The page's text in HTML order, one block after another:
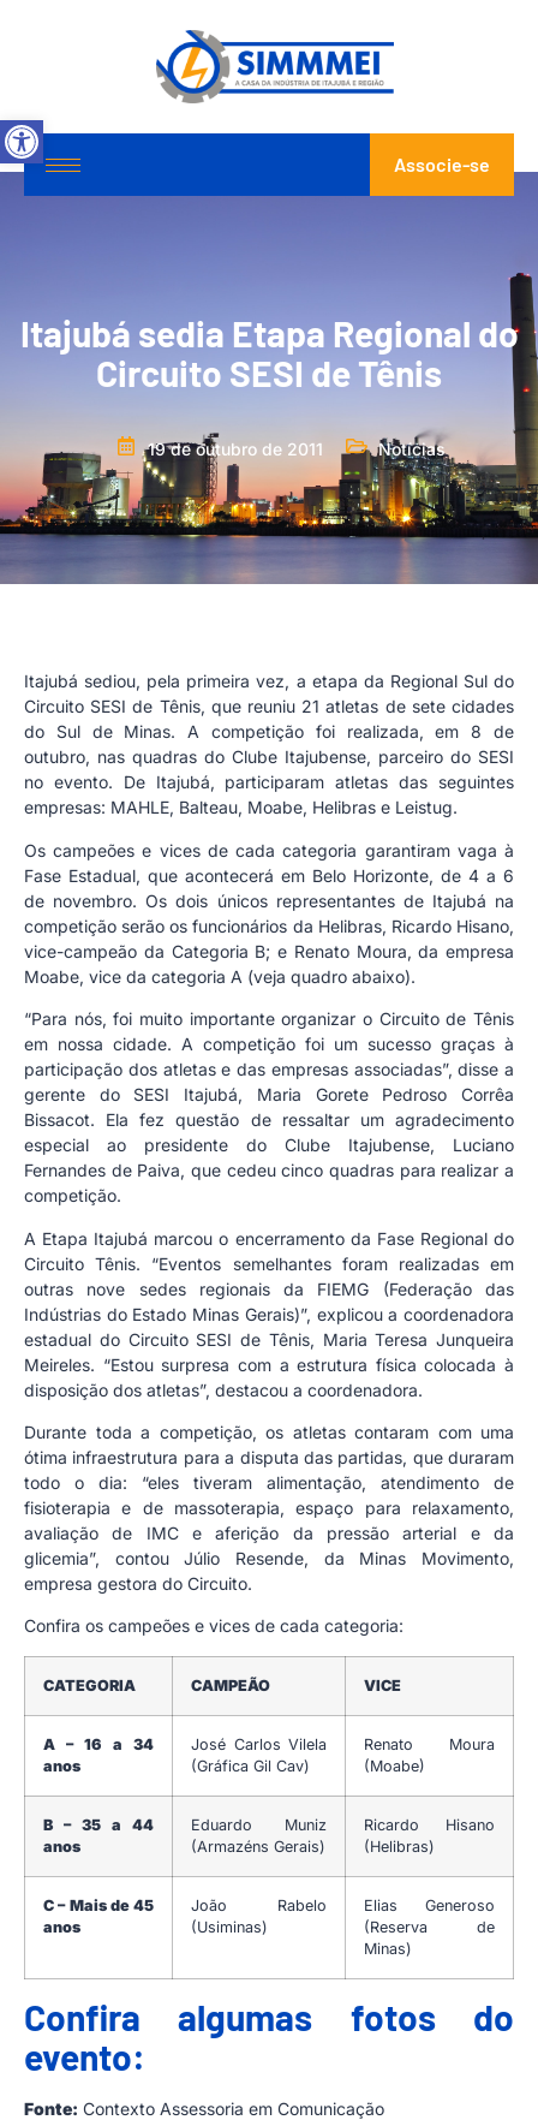
Abrir a barra de ferramentas
Associe-se
Itajubá sedia Etapa Regional do
Circuito SESI de Tênis
19 de outubro de 2011 Notícias
Itajubá sediou, pela primeira vez, a etapa da Regional Sul do
Circuito SESI de Tênis, que reuniu 21 atletas de sete cidades
do Sul de Minas. A competição foi realizada, em 8 de
outubro, nas quadras do Clube Itajubense, parceiro do SESI
no evento. De Itajubá, participaram atletas das seguintes
empresas: MAHLE, Balteau, Moabe, Helibras e Leistug.
Os campeões e vices de cada categoria garantiram vaga à
Fase Estadual, que acontecerá em Belo Horizonte, de 4 a 6
de novembro. Os dois únicos representantes de Itajubá na
competição serão os funcionários da Helibras, Ricardo Hisano,
vice-campeão da Categoria B; e Renato Moura, da empresa
Moabe, vice da categoria A (veja quadro abaixo).
“Para nós, foi muito importante organizar o Circuito de Tênis
em nossa cidade. A competição foi um sucesso graças à
participação dos atletas e das empresas associadas”, disse a
gerente do SESI Itajubá, Maria Gorete Pedroso Corrêa
Bissacot. Ela fez questão de ressaltar um agradecimento
especial ao presidente do Clube Itajubense, Luciano
Fernandes de Paiva, que cedeu cinco quadras para realizar a
competição.
A Etapa Itajubá marcou o encerramento da Fase Regional do
Circuito Tênis. “Eventos semelhantes foram realizadas em
outras nove sedes regionais da FIEMG (Federação das
Indústrias do Estado Minas Gerais)”, explicou a coordenadora
estadual do Circuito SESI de Tênis, Maria Teresa Junqueira
Meireles. “Estou surpresa com a estrutura física colocada à
disposição dos atletas”, destacou a coordenadora.
Durante toda a competição, os atletas contaram com uma
ótima infraestrutura para a disputa das partidas, que duraram
todo o dia: “eles tiveram alimentação, atendimento de
fisioterapia e de massoterapia, espaço para relaxamento,
avaliação de IMC e aferição da pressão arterial e da
glicemia”, contou Júlio Resende, da Minas Movimento,
empresa gestora do Circuito.
Confira os campeões e vices de cada categoria:
CATEGORIA CAMPEÃO VICE
A – 16 a 34
anos
José Carlos Vilela
(Gráfica Gil Cav)
Renato Moura
(Moabe)
B – 35 a 44
anos
Eduardo Muniz
(Armazéns Gerais)
Ricardo Hisano
(Helibras)
C – Mais de 45
anos
João Rabelo
(Usiminas)
Elias Generoso
(Reserva de
Minas)
Confira algumas fotos do
evento:
Fonte: Contexto Assessoria em Comunicação